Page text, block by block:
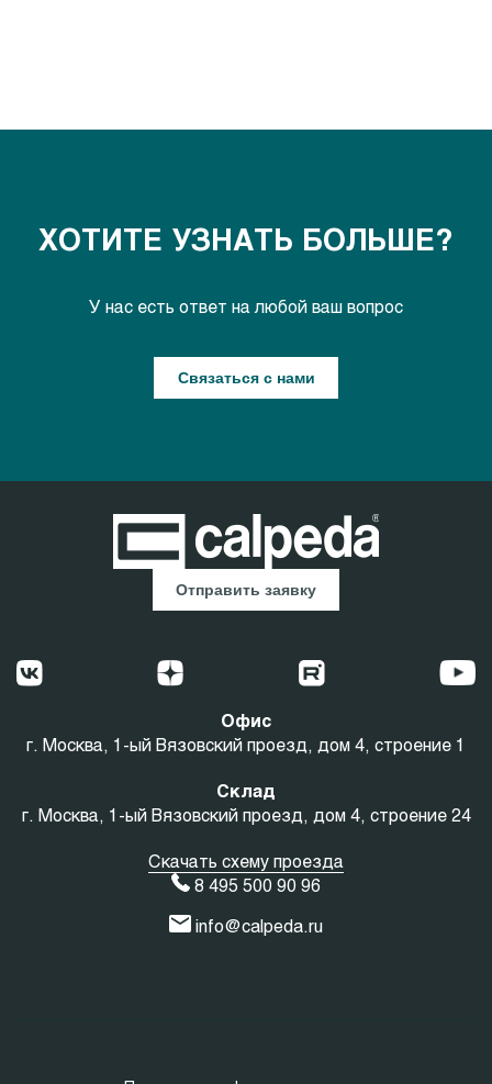
ХОТИТЕ УЗНАТЬ БОЛЬШЕ?
У нас есть ответ на любой ваш вопрос
Связаться с нами
Отправить заявку
Офис
г. Москва, 1-ый Вязовский проезд, дом 4, строение 1
Склад
г. Москва, 1-ый Вязовский проезд, дом 4, строение 24
Скачать схему проезда
8 495 500 90 96
info@calpeda.ru